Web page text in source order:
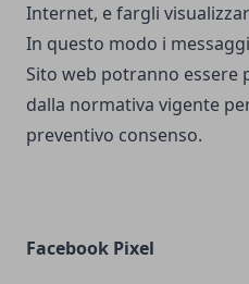
Internet, e fargli
In questo modo i
Sito web potranno essere
dalla normativa vigente
preventivo consenso.
Facebook Pixel